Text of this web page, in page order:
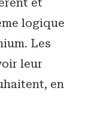
logique
Les
leur
en